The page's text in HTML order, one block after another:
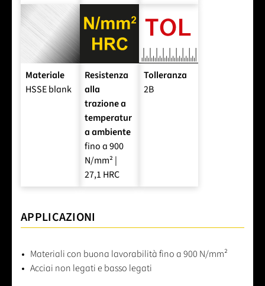
Materiale
HSSE blank
Resistenza
alla
trazione a
temperatur
a ambiente
fino a 900
N/mm² |
27,1 HRC
Tolleranza
2B
APPLICAZIONI
Materiali con buona lavorabilità fino a 900 N/mm²
Acciai non legati e basso legati